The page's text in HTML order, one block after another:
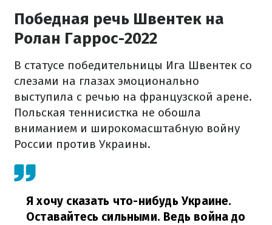
Победная речь Швентек на
Ролан Гаррос-2022
В статусе победительницы Ига Швентек со
слезами на глазах эмоционально
выступила с речью на французской арене.
Польская теннисистка не обошла
вниманием и широкомасштабную войну
России против Украины.
Я хочу сказать что-нибудь Украине.
Оставайтесь сильными. Ведь война до